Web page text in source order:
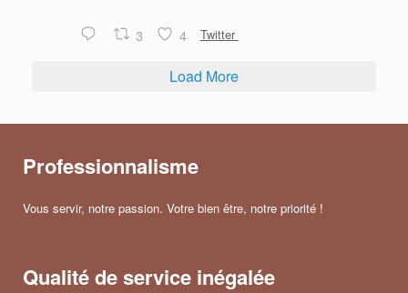
3 4 Twitter
Load More
Professionnalisme
Vous servir, notre passion. Votre bien être, notre priorité !
Qualité de service inégalée